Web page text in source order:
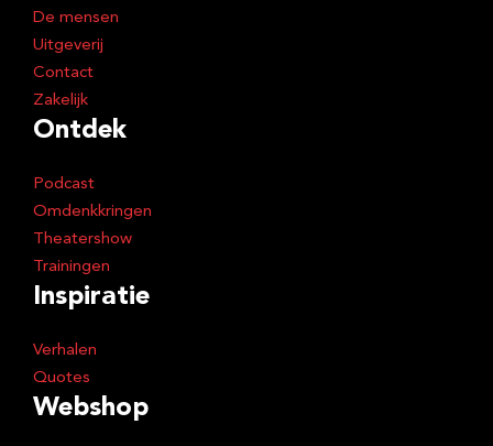
De mensen
Uitgeverij
Contact
Zakelijk
Ontdek
Podcast
Omdenkkringen
Theatershow
Trainingen
Inspiratie
Verhalen
Quotes
Webshop